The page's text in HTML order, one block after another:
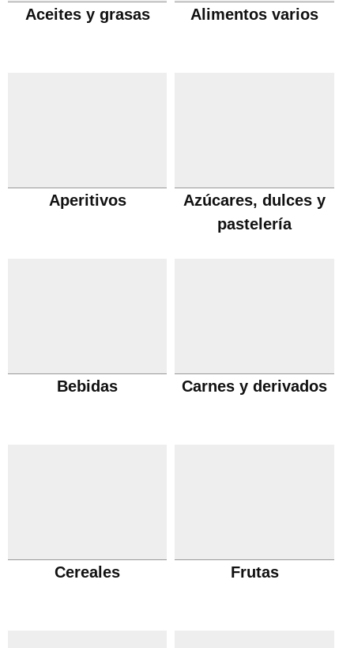
Aceites y grasas Alimentos varios
Aperitivos
Azúcares, dulces y
pastelería
Bebidas Carnes y derivados
Cereales Frutas